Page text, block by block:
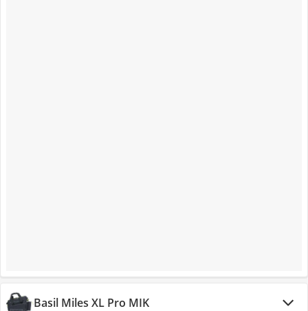
Basil Miles XL Pro MIK